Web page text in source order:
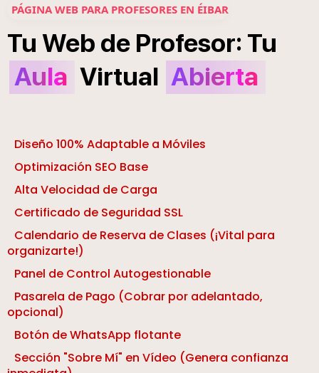
PÁGINA WEB PARA PROFESORES EN ÉIBAR
Tu Web de Profesor: Tu
Aula Virtual Abierta
Diseño 100% Adaptable a Móviles
Optimización SEO Base
Alta Velocidad de Carga
Certificado de Seguridad SSL
Calendario de Reserva de Clases (¡Vital para
organizarte!)
Panel de Control Autogestionable
Pasarela de Pago (Cobrar por adelantado,
opcional)
Botón de WhatsApp flotante
Sección "Sobre Mí" en Vídeo (Genera confianza